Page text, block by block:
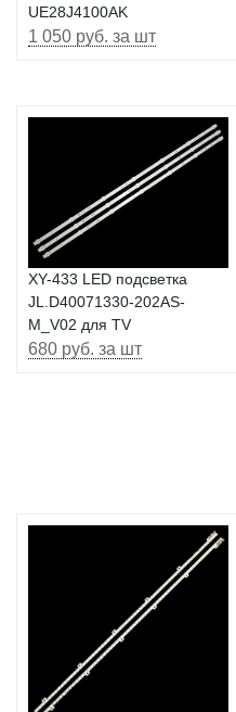
UE28J4100AK
1 050 руб. за шт
XY-433 LED подсветка
JL.D40071330-202AS-
M_V02 для TV
680 руб. за шт